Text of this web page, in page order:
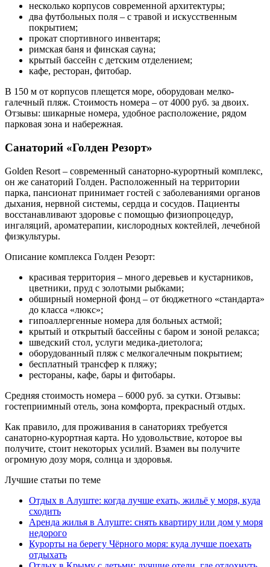
несколько корпусов современной архитектуры;
два футбольных поля – с травой и искусственным
покрытием;
прокат спортивного инвентаря;
римская баня и финская сауна;
крытый бассейн с детским отделением;
кафе, ресторан, фитобар.
В 150 м от корпусов плещется море, оборудован мелко-
галечный пляж. Стоимость номера – от 4000 руб. за двоих.
Отзывы: шикарные номера, удобное расположение, рядом
парковая зона и набережная.
Санаторий «Голден Резорт»
Golden Resort – современный санаторно-курортный комплекс,
он же санаторий Голден. Расположенный на территории
парка, пансионат принимает гостей с заболеваниями органов
дыхания, нервной системы, сердца и сосудов. Пациенты
восстанавливают здоровье с помощью физиопроцедур,
ингаляций, ароматерапии, кислородных коктейлей, лечебной
физкультуры.
Описание комплекса Голден Резорт:
красивая территория – много деревьев и кустарников,
цветники, пруд с золотыми рыбками;
обширный номерной фонд – от бюджетного «стандарта»
до класса «люкс»;
гипоаллергенные номера для больных астмой;
крытый и открытый бассейны с баром и зоной релакса;
шведский стол, услуги медика-диетолога;
оборудованный пляж с мелкогалечным покрытием;
бесплатный трансфер к пляжу;
рестораны, кафе, бары и фитобары.
Средняя стоимость номера – 6000 руб. за сутки. Отзывы:
гостеприимный отель, зона комфорта, прекрасный отдых.
Как правило, для проживания в санаториях требуется
санаторно-курортная карта. Но удовольствие, которое вы
получите, стоит некоторых усилий. Взамен вы получите
огромную дозу моря, солнца и здоровья.
Лучшие статьи по теме
Отдых в Алуште: когда лучше ехать, жильё у моря, куда
сходить
Аренда жилья в Алуште: снять квартиру или дом у моря
недорого
Курорты на берегу Чёрного моря: куда лучше поехать
отдыхать